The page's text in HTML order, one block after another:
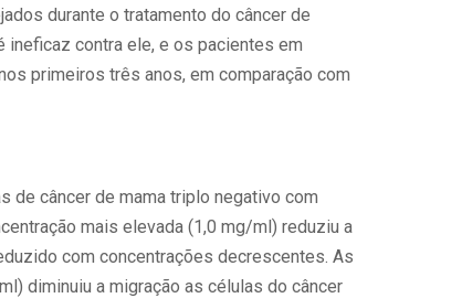
durante o tratamento do câncer de
ineficaz contra ele, e os pacientes em
primeiros três anos, em comparação com
de câncer de mama triplo negativo com
mais elevada (1,0 mg/ml) reduziu a
com concentrações decrescentes. As
diminuiu a migração as células do câncer